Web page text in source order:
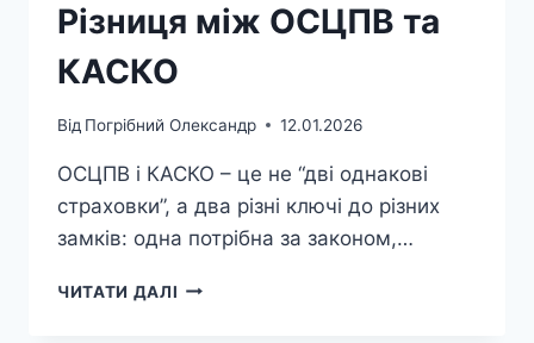
Різниця між ОСЦПВ та
КАСКО
Від Погрібний Олександр 12.01.2026
ОСЦПВ і КАСКО – це не “дві однакові
страховки”, а два різні ключі до різних
замків: одна потрібна за законом,…
ЧИТАТИ ДАЛІ РІЗНИЦЯ